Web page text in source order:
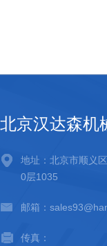
北京汉达森机
地址：北京市顺义
0层1035
邮箱：
传真：